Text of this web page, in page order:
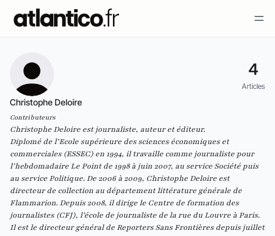
4
Articles
Christophe Deloire
Contributeurs
Christophe Deloire est journaliste, auteur et éditeur.
Diplomé de l’Ecole supérieure des sciences économiques et
commerciales (ESSEC) en 1994, il travaille comme journaliste pour
l’hebdomadaire Le Point de 1998 à juin 2007, au service Société puis
au service Politique. De 2006 à 2009, Christophe Deloire est
directeur de collection au département littérature générale de
Flammarion. Depuis 2008, il dirige le Centre de formation des
journalistes (CFJ), l’école de journaliste de la rue du Louvre à Paris.
Il est le directeur général de Reporters Sans Frontières depuis juillet